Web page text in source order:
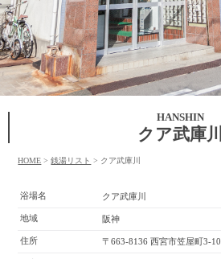
HANSHIN
クア武庫川
HOME >銭湯リスト > クア武庫川
浴場名 クア武庫川
地域 阪神
住所 〒663-8136 西宮市笠屋町3-10